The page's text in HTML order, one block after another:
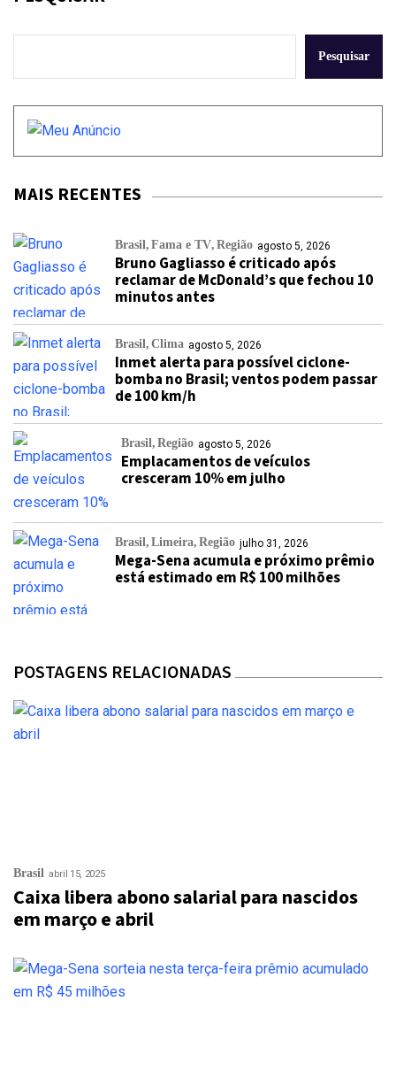
Pesquisar
MAIS RECENTES
Brasil Fama e TV Região agosto 5, 2026
Bruno Gagliasso é criticado após
reclamar de McDonald’s que fechou 10
minutos antes
Brasil Clima agosto 5, 2026
Inmet alerta para possível ciclone-
bomba no Brasil; ventos podem passar
de 100 km/h
Brasil Região agosto 5, 2026
Emplacamentos de veículos
cresceram 10% em julho
Brasil Limeira Região julho 31, 2026
Mega-Sena acumula e próximo prêmio
está estimado em R$ 100 milhões
POSTAGENS RELACIONADAS
Brasil abril 15, 2025
Caixa libera abono salarial para nascidos
em março e abril